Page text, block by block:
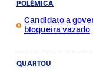
POLÊMICA
Candidato a
blogueira vazado
QUARTOU